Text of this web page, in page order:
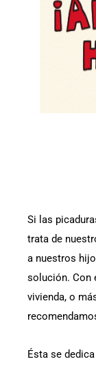
Si las
trata de
a nuestros
solución. Con
vivienda, o
Ésta se